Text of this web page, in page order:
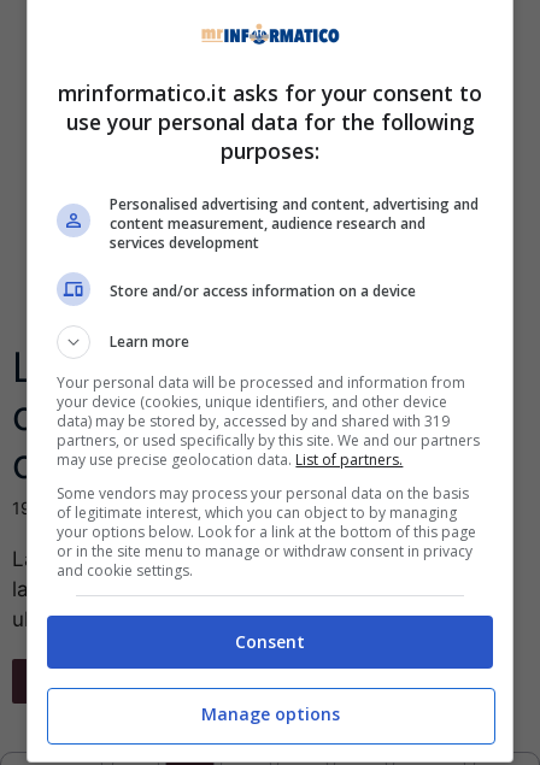
Linkem: arriva la super
offerta per cambiare
operatore
19 Aprile 2019
La società italiana che utilizza connessioni a banda
larga wifi, è sempre la scelta più diffusa. Con la sua
ultima offerta, ...
mrinformatico.it asks for your consent to
use your personal data for the following
purposes:
Personalised advertising and content, advertising and
content measurement, audience research and
services development
Store and/or access information on a device
Learn more
Your personal data will be processed and information from
your device (cookies, unique identifiers, and other device
data) may be stored by, accessed by and shared with 319
partners, or used specifically by this site. We and our partners
may use precise geolocation data. List of partners.
Some vendors may process your personal data on the basis
of legitimate interest, which you can object to by managing
your options below. Look for a link at the bottom of this page
or in the site menu to manage or withdraw consent in privacy
and cookie settings.
Consent
Manage options